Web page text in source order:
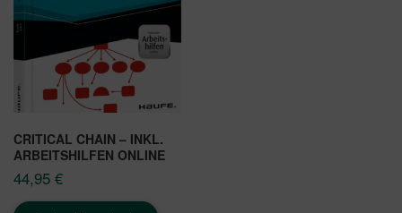
CRITICAL CHAIN – INKL.
ARBEITSHILFEN ONLINE
44,95 €